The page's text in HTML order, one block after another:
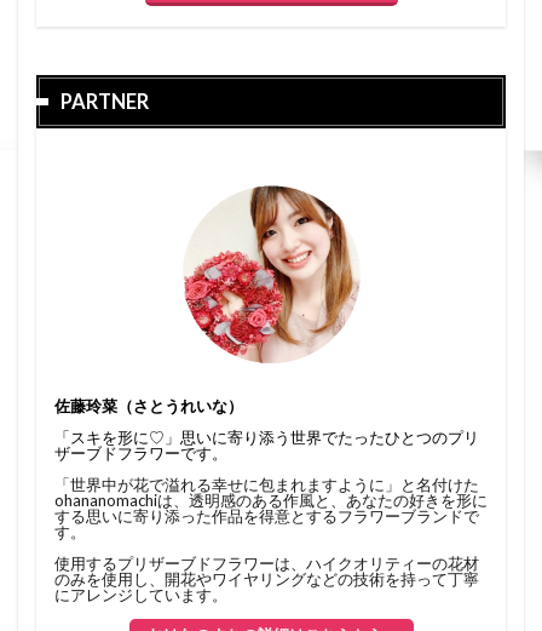
PARTNER
佐藤玲菜（さとうれいな）
「スキを形に♡」思いに寄り添う世界でたったひとつのプリ
ザーブドフラワーです。
「世界中が花で溢れる幸せに包まれますように」と名付けた
ohananomachiは、透明感のある作風と、あなたの好きを形に
する思いに寄り添った作品を得意とするフラワーブランドで
す。
使用するプリザーブドフラワーは、ハイクオリティーの花材
のみを使用し、開花やワイヤリングなどの技術を持って丁寧
にアレンジしています。